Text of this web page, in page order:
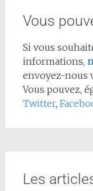
Vous
Si vous
informations,
envoyez-nous
Vous pouvez,
Twitter,
Les